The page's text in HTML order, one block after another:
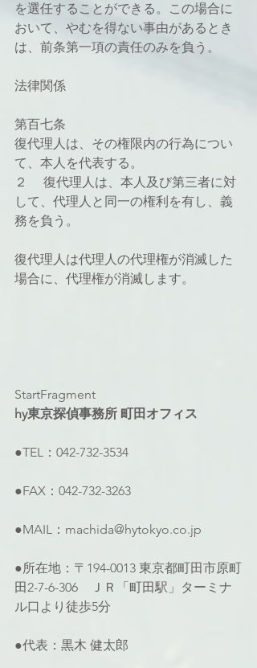
を選任することができる。この場合に
おいて、やむを得ない事由があるとき
は、前条第一項の責任のみを負う。
法律関係
第百七条
復代理人は、その権限内の行為につい
て、本人を代表する。
２ 　復代理人は、本人及び第三者に対
して、代理人と同一の権利を有し、義
務を負う。
復代理人は代理人の代理権が消滅した
場合に、代理権が消滅します。
StartFragment
hy東京探偵事務所 町田オフィス
●TEL：042-732-3534
●FAX：042-732-3263
●MAIL：machida@hytokyo.co.jp
●所在地：〒194-0013 東京都町田市原町
田2-7-6-306　ＪＲ「町田駅」ターミナ
ル口より徒歩5分
●代表：黒木 健太郎